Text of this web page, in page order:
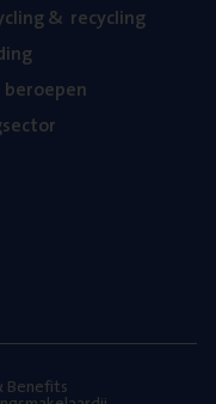
& recycling
Benefits